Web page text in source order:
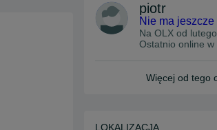
piotr
Nie ma jeszcze
Na OLX od
Ostatnio online
Więcej od tego
LOKALIZACJA